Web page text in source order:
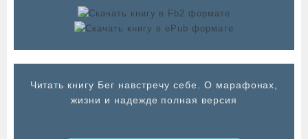
Читать книгу Бег навстречу себе. О марафонах,
жизни и надежде полная версия